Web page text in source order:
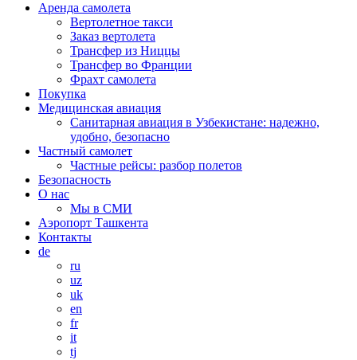
Аренда самолета
Вертолетное такси
Заказ вертолета
Трансфер из Ниццы
Трансфер во Франции
Фрахт самолета
Покупка
Медицинская авиация
Санитарная авиация в Узбекистане: надежно,
удобно, безопасно
Частный самолет
Частные рейсы: разбор полетов
Безопасность
О нас
Мы в СМИ
Аэропорт Ташкента
Контакты
de
ru
uz
uk
en
fr
it
tj